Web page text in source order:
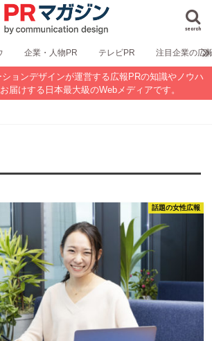
search
企業・人物PR テレビPR 注目企業の広
ョンデザインが運営する広報PRの知識やノウハ
届けする日本最大級のWebメディアです。
話題の女性広報